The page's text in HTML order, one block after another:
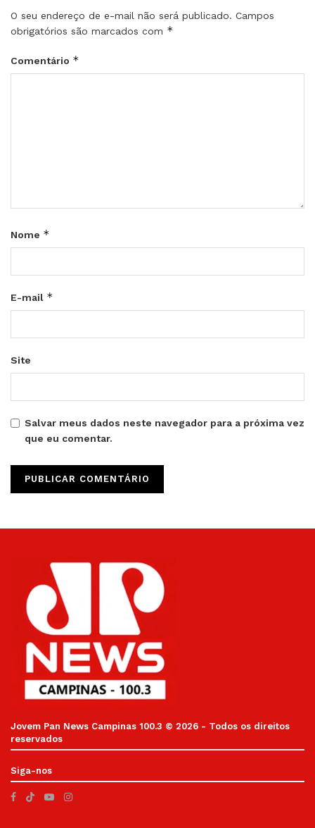
O seu endereço de e-mail não será publicado. Campos
obrigatórios são marcados com *
Comentário *
Nome *
E-mail *
Site
Salvar meus dados neste navegador para a próxima vez
que eu comentar.
Jovem Pan News Campinas 100.3 © 2026 - Todos os direitos
reservados
Siga-nos